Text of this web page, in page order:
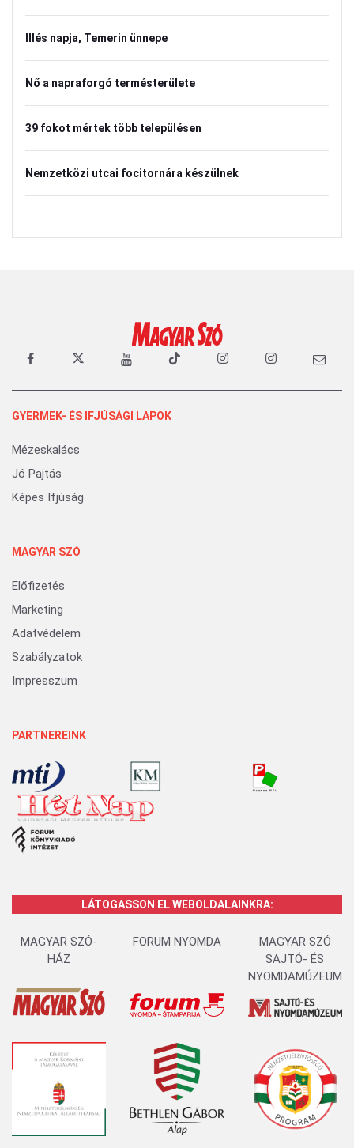
Illés napja, Temerin ünnepe
Nő a napraforgó termésterülete
39 fokot mértek több településen
Nemzetközi utcai focitornára készülnek
GYERMEK- ÉS IFJÚSÁGI LAPOK
Mézeskalács
Jó Pajtás
Képes Ifjúság
MAGYAR SZÓ
Előfizetés
Marketing
Adatvédelem
Szabályzatok
Impresszum
PARTNEREINK
LÁTOGASSON EL WEBOLDALAINKRA:
MAGYAR SZÓ-
HÁZ
FORUM NYOMDA
MAGYAR SZÓ
SAJTÓ- ÉS
NYOMDAMÚZEUM